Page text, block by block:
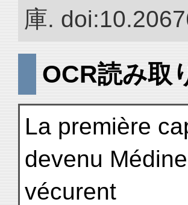
庫.
OCR読み取
La première
devenu
vécurent